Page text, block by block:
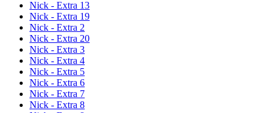
Nick - Extra 13
Nick - Extra 19
Nick - Extra 2
Nick - Extra 20
Nick - Extra 3
Nick - Extra 4
Nick - Extra 5
Nick - Extra 6
Nick - Extra 7
Nick - Extra 8